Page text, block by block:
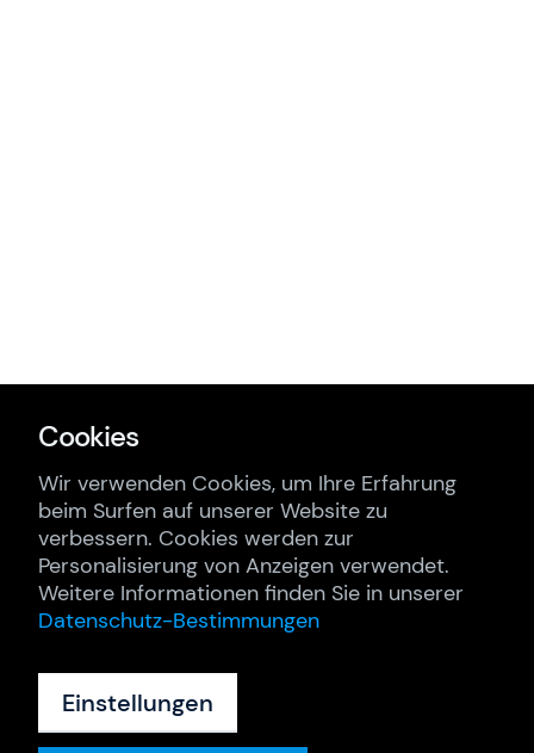
Cookies
Wir verwenden Cookies, um Ihre Erfahrung
beim Surfen auf unserer Website zu
verbessern. Cookies werden zur
Personalisierung von Anzeigen verwendet.
Weitere Informationen finden Sie in unserer
Datenschutz-Bestimmungen
Einstellungen